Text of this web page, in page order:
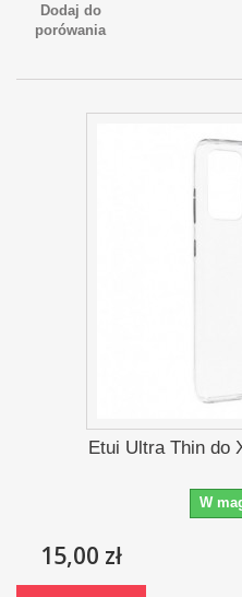
Dodaj do
porówania
Etui Ultra Thin do
W
15,00 zł